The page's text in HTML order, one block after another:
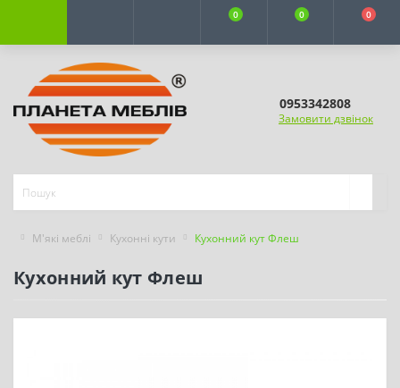
0 0 0
0953342808
Замовити дзвінок
М'які меблі Кухонні кути Кухонний кут Флеш
Кухонний кут Флеш